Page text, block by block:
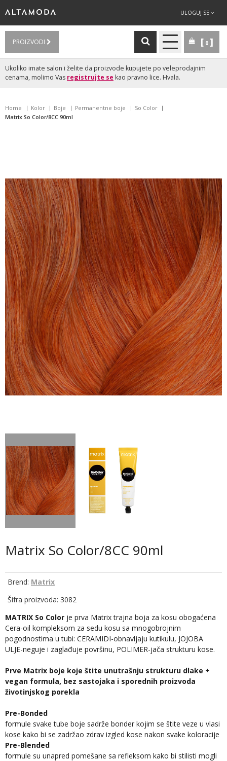
ULOGUJ SE
PROIZVODI 0
Ukoliko imate salon i želite da proizvode kupujete po veleprodajnim
cenama, molimo Vas registrujte se kao pravno lice. Hvala.
Home Kolor Boje Permanentne boje
So Color
Matrix So Color/8CC 90ml
Matrix So Color/8CC 90ml
Brend: Matrix
Šifra proizvoda: 3082
MATRIX So Color je prva Matrix trajna boja za kosu obogaćena
Cera-oil kompleksom za sedu kosu sa mnogobrojnim
pogodnostima u tubi: CERAMIDI-obnavljaju kutikulu, JOJOBA
ULJE-neguje i zaglađuje površinu, POLIMER-jača strukturu kose.
Prve Matrix boje koje štite unutrašnju strukturu dlake +
vegan formula, bez sastojaka i sporednih proizvoda
životinjskog porekla
Pre-Bonded
formule svake tube boje sadrže bonder kojim se štite veze u vlasi
kose kako bi se zadržao zdrav izgled kose nakon svake koloracije
Pre-Blended
formule su unapred pomešane sa refleksom kako bi stilisti mogli